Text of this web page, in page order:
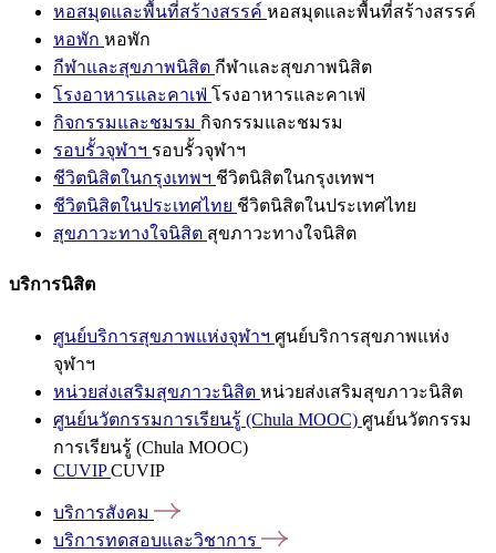
หอสมุดและพื้นที่สร้างสรรค์ หอสมุดและพื้นที่สร้างสรรค์
หอพัก หอพัก
กีฬาและสุขภาพนิสิต กีฬาและสุขภาพนิสิต
โรงอาหารและคาเฟ่ โรงอาหารและคาเฟ่
กิจกรรมและชมรม กิจกรรมและชมรม
รอบรั้วจุฬาฯ รอบรั้วจุฬาฯ
ชีวิตนิสิตในกรุงเทพฯ ชีวิตนิสิตในกรุงเทพฯ
ชีวิตนิสิตในประเทศไทย ชีวิตนิสิตในประเทศไทย
สุขภาวะทางใจนิสิต สุขภาวะทางใจนิสิต
บริการนิสิต
ศูนย์บริการสุขภาพแห่งจุฬาฯ ศูนย์บริการสุขภาพแห่ง
จุฬาฯ
หน่วยส่งเสริมสุขภาวะนิสิต หน่วยส่งเสริมสุขภาวะนิสิต
ศูนย์นวัตกรรมการเรียนรู้ (Chula MOOC) ศูนย์นวัตกรรม
การเรียนรู้ (Chula MOOC)
CUVIPCUVIP
บริการสังคม
บริการทดสอบและวิชาการ